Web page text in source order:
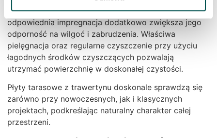
swój naturalny wygląd przez długi czas, a
odpowiednia impregnacja dodatkowo zwiększa jego
odporność na wilgoć i zabrudzenia. Właściwa
pielęgnacja oraz regularne czyszczenie przy użyciu
łagodnych środków czyszczących pozwalają
utrzymać powierzchnię w doskonałej czystości.
Płyty tarasowe z trawertynu doskonale sprawdzą się
zarówno przy nowoczesnych, jak i klasycznych
projektach, podkreślając naturalny charakter całej
przestrzeni.